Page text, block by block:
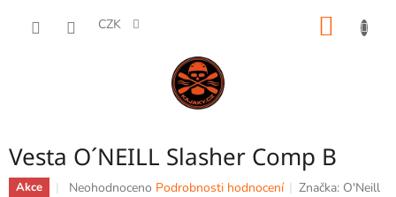
CZK
Vesta O´NEILL Slasher Comp B
Akce
Průměrné
Neohodnoceno Podrobnosti hodnocení Značka: O'Neill